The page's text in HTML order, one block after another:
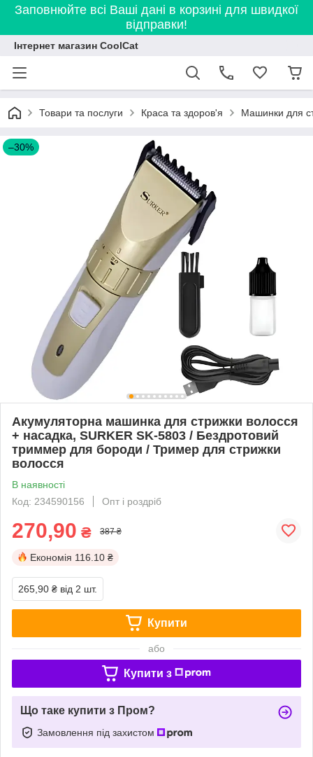
Заповнюйте всі Ваші дані в корзині для швидкої
відправки!
Інтернет магазин CoolCat
Товари та послуги Краса та здоров'я Машинки для
–30%
Акумуляторна машинка для стрижки волосся
+ насадка, SURKER SK-5803 / Бездротовий
триммер для бороди / Тример для стрижки
волосся
В наявності
Код: 234590156
Опт і роздріб
270,90 ₴ 387 ₴
Економія 116.10 ₴
265,90 ₴ від 2 шт.
Купити
або
Купити з
Що таке купити з Пром?
Замовлення під захистом